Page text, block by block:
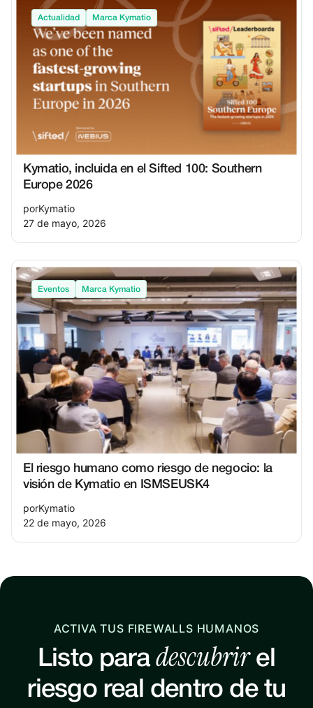
Actualidad Marca Kymatio
Kymatio, incluida en el Sifted 100: Southern
Europe 2026
porKymatio
27 de mayo, 2026
Eventos Marca Kymatio
El riesgo humano como riesgo de negocio: la
visión de Kymatio en ISMSEUSK4
porKymatio
22 de mayo, 2026
ACTIVA TUS FIREWALLS HUMANOS
Listo paradescubrirel
riesgo real dentro de tu